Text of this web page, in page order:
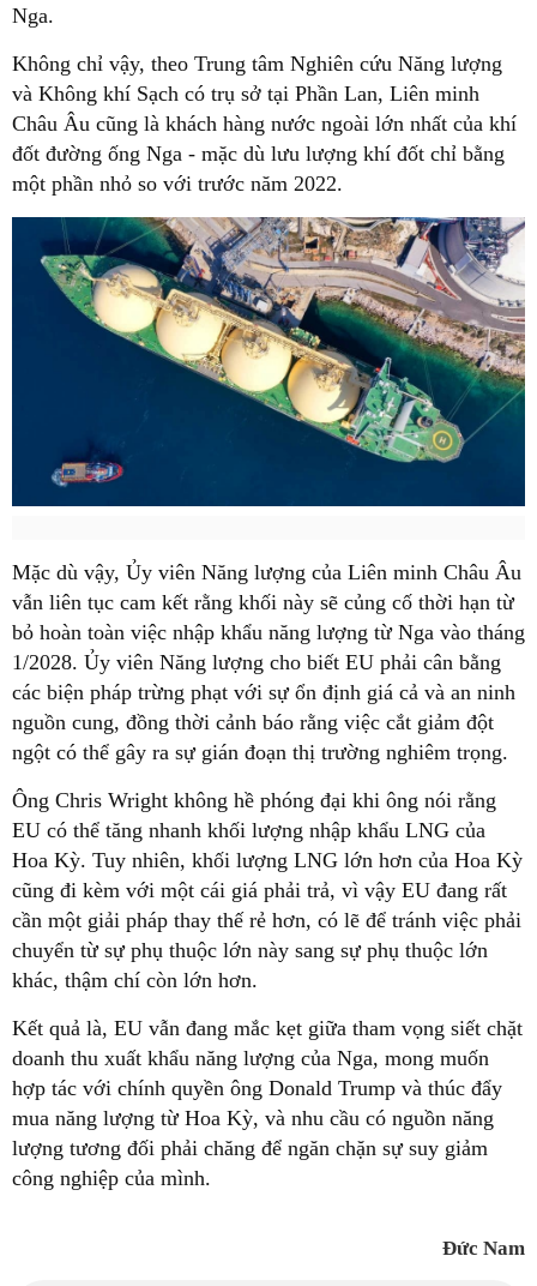
Nga.
Không chỉ vậy, theo Trung tâm Nghiên cứu Năng lượng
và Không khí Sạch có trụ sở tại Phần Lan, Liên minh
Châu Âu cũng là khách hàng nước ngoài lớn nhất của khí
đốt đường ống Nga - mặc dù lưu lượng khí đốt chỉ bằng
một phần nhỏ so với trước năm 2022.
Mặc dù vậy, Ủy viên Năng lượng của Liên minh Châu Âu
vẫn liên tục cam kết rằng khối này sẽ củng cố thời hạn từ
bỏ hoàn toàn việc nhập khẩu năng lượng từ Nga vào tháng
1/2028. Ủy viên Năng lượng cho biết EU phải cân bằng
các biện pháp trừng phạt với sự ổn định giá cả và an ninh
nguồn cung, đồng thời cảnh báo rằng việc cắt giảm đột
ngột có thể gây ra sự gián đoạn thị trường nghiêm trọng.
Ông Chris Wright không hề phóng đại khi ông nói rằng
EU có thể tăng nhanh khối lượng nhập khẩu LNG của
Hoa Kỳ. Tuy nhiên, khối lượng LNG lớn hơn của Hoa Kỳ
cũng đi kèm với một cái giá phải trả, vì vậy EU đang rất
cần một giải pháp thay thế rẻ hơn, có lẽ để tránh việc phải
chuyển từ sự phụ thuộc lớn này sang sự phụ thuộc lớn
khác, thậm chí còn lớn hơn.
Kết quả là, EU vẫn đang mắc kẹt giữa tham vọng siết chặt
doanh thu xuất khẩu năng lượng của Nga, mong muốn
hợp tác với chính quyền ông Donald Trump và thúc đẩy
mua năng lượng từ Hoa Kỳ, và nhu cầu có nguồn năng
lượng tương đối phải chăng để ngăn chặn sự suy giảm
công nghiệp của mình.
Đức Nam